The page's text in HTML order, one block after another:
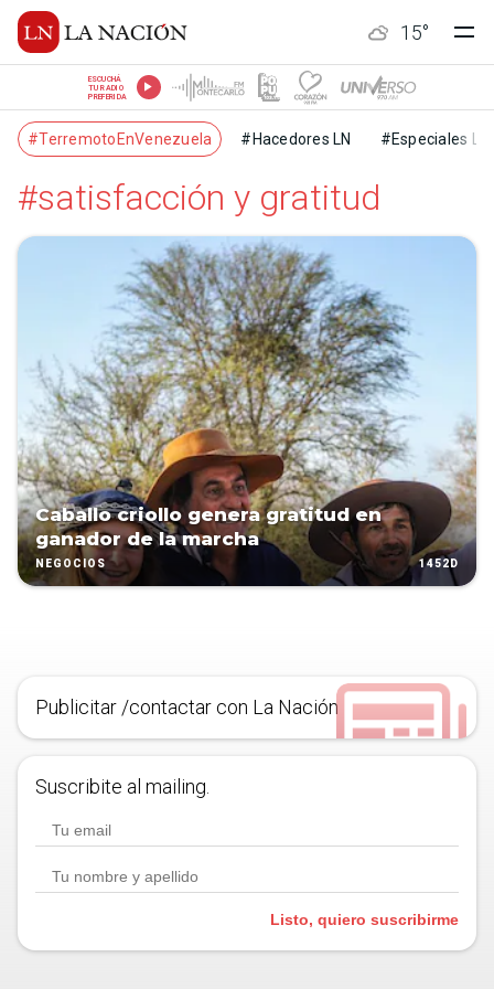
15°
ESCUCHÁ
TU RADIO
PREFERIDA
#TerremotoEnVenezuela #Hacedores LN #Especiales LN
#satisfacción y gratitud
Caballo criollo genera gratitud en
ganador de la marcha
NEGOCIOS 1452D
Publicitar /contactar con La Nación
Suscribite al mailing.
Listo, quiero suscribirme